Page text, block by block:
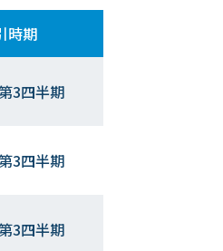
時期
3四半期
3四半期
3四半期